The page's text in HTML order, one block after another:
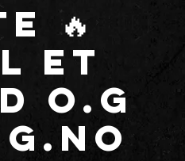
🔥
et
O.G